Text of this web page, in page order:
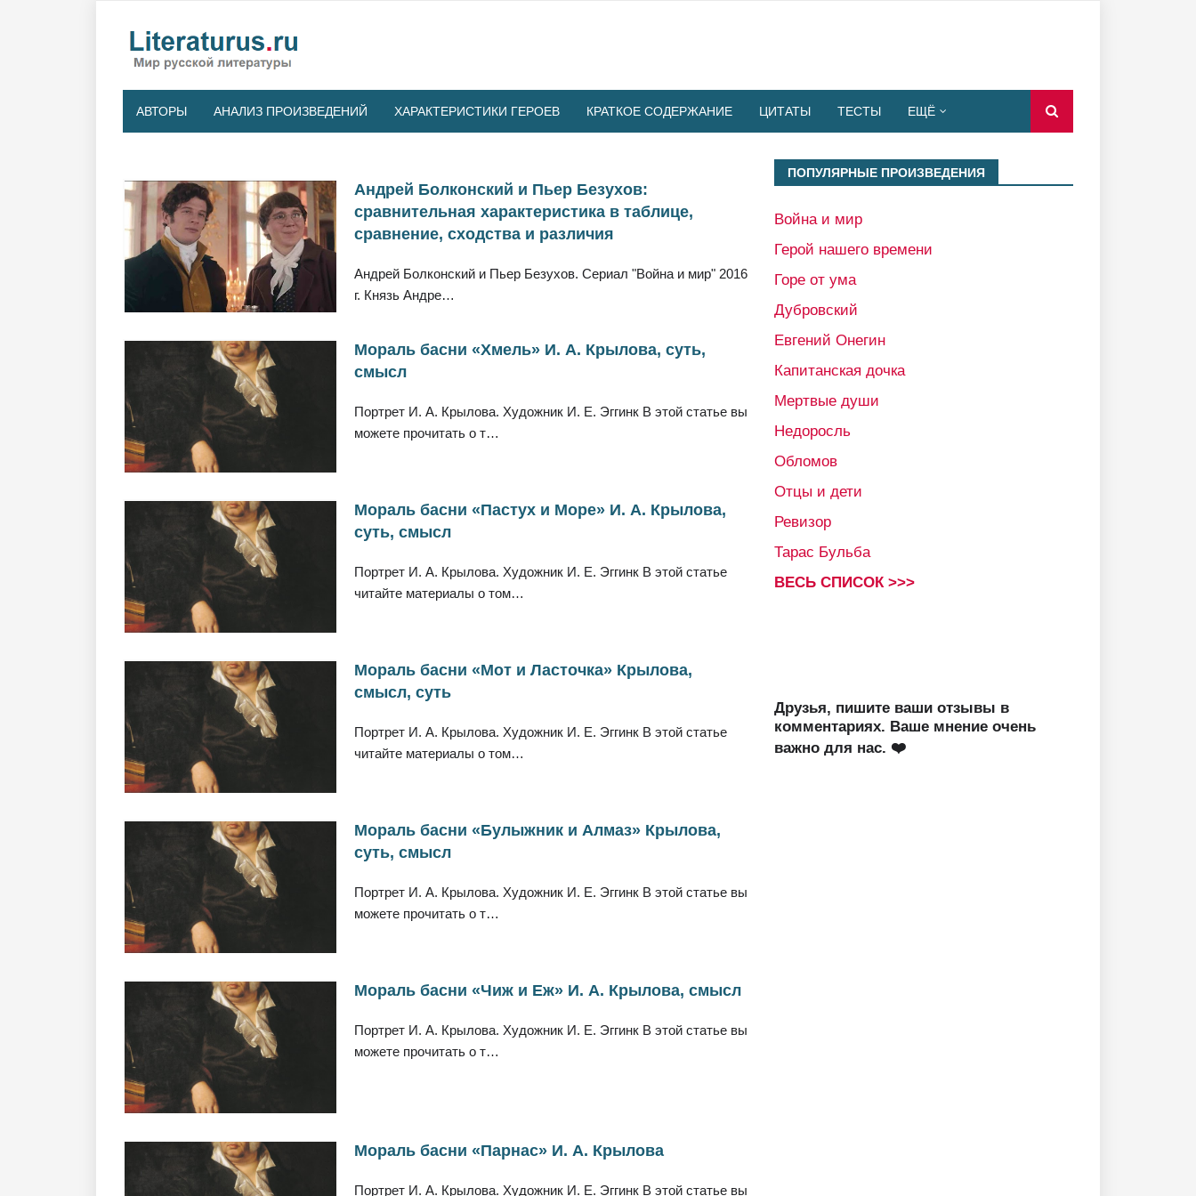
АВТОРЫ АНАЛИЗ ПРОИЗВЕДЕНИЙ ХАРАКТЕРИСТИКИ ГЕРОЕВ КРАТКОЕ СОДЕРЖАНИЕ ЦИТАТЫ ТЕСТЫ ЕЩЁ
Андрей Болконский и Пьер Безухов:
сравнительная характеристика в таблице,
сравнение, сходства и различия
Андрей Болконский и Пьер Безухов. Сериал "Война и мир" 2016
г. Князь Андре…
Мораль басни «Хмель» И. А. Крылова, суть,
смысл
Портрет И. А. Крылова. Художник И. Е. Эггинк В этой статье вы
можете прочитать о т…
Мораль басни «Пастух и Море» И. А. Крылова,
суть, смысл
Портрет И. А. Крылова. Художник И. Е. Эггинк В этой статье
читайте материалы о том…
Мораль басни «Мот и Ласточка» Крылова,
смысл, суть
Портрет И. А. Крылова. Художник И. Е. Эггинк В этой статье
читайте материалы о том…
Мораль басни «Булыжник и Алмаз» Крылова,
суть, смысл
Портрет И. А. Крылова. Художник И. Е. Эггинк В этой статье вы
можете прочитать о т…
Мораль басни «Чиж и Еж» И. А. Крылова, смысл
Портрет И. А. Крылова. Художник И. Е. Эггинк В этой статье вы
можете прочитать о т…
Мораль басни «Парнас» И. А. Крылова
Портрет И. А. Крылова. Художник И. Е. Эггинк В этой статье вы
ПОПУЛЯРНЫЕ ПРОИЗВЕДЕНИЯ
Война и мир
Герой нашего времени
Горе от ума
Дубровский
Евгений Онегин
Капитанская дочка
Мертвые души
Недоросль
Обломов
Отцы и дети
Ревизор
Тарас Бульба
ВЕСЬ СПИСОК >>>
Друзья, пишите ваши отзывы в
комментариях. Ваше мнение очень
важно для нас. ❤️